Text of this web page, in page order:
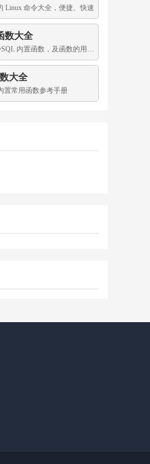
Linux 命令大全，便捷、快速
数大全
提供常用 MySQL 内置函数，及函数的用法示例
大全
置常用函数参考手册